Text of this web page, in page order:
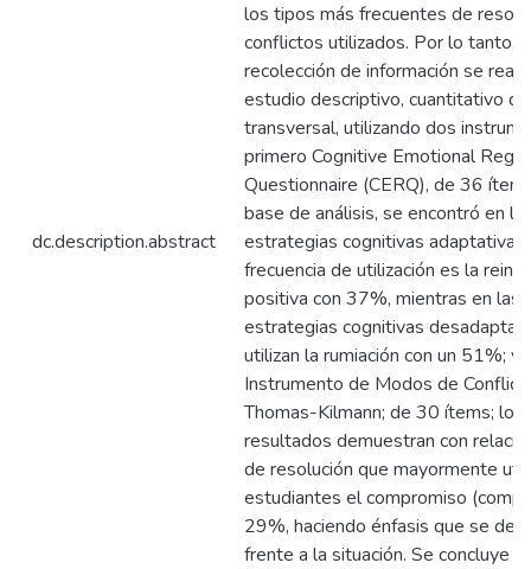
dc.description.abstract
los tipos más frecuentes de
conflictos utilizados. Por lo tanto,
recolección de información se
estudio descriptivo, cuantitativo
transversal, utilizando dos
primero Cognitive Emotional
Questionnaire (CERQ), de 36
base de análisis, se encontró en
estrategias cognitivas adaptativas
frecuencia de utilización es la
positiva con 37%, mientras en las
estrategias cognitivas
utilizan la rumiación con un 51%; y
Instrumento de Modos de
Thomas-Kilmann; de 30 ítems; los
resultados demuestran con
de resolución que mayormente
estudiantes el compromiso
29%, haciendo énfasis que se
frente a la situación. Se concluye